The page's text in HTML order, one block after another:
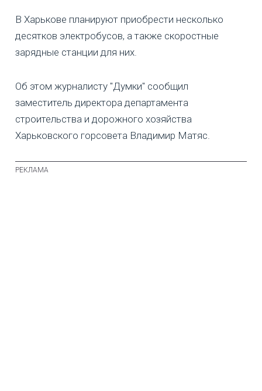
В Харькове планируют приобрести несколько
десятков электробусов, а также скоростные
зарядные станции для них.
Об этом журналисту "Думки" сообщил
заместитель директора департамента
строительства и дорожного хозяйства
Харьковского горсовета Владимир Матяс.